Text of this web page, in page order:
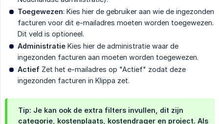
Toegewezen: Kies hier de gebruiker aan wie de ingezonden
facturen voor dit e-mailadres moeten worden toegewezen.
Dit veld is optioneel.
Administratie Kies hier de administratie waar de
ingezonden facturen aan moeten worden toegewezen.
Actief Zet het e-mailadres op "Actief" zodat deze
ingezonden facturen in Klippa zet.
Tip: Je kan ook de extra filters invullen, dit zijn
categorie, kostenplaats, kostendrager en project. Als